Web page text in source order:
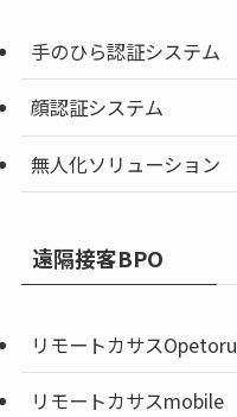
手のひら認証システム
顔認証システム
無人化ソリューション
遠隔接客BPO
リモートカサスOpetoru
リモートカサスmobile